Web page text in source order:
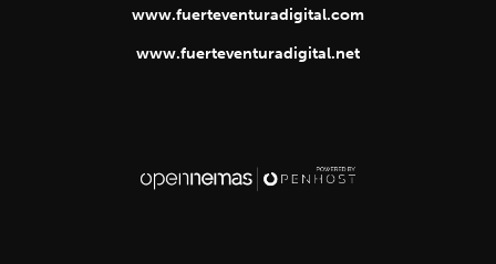
www.fuerteventuradigital.com
www.fuerteventuradigital.net